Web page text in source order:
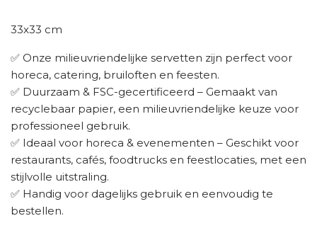
33x33 cm
✅ Onze milieuvriendelijke servetten zijn perfect voor
horeca, catering, bruiloften en feesten.
✅ Duurzaam & FSC-gecertificeerd – Gemaakt van
recyclebaar papier, een milieuvriendelijke keuze voor
professioneel gebruik.
✅ Ideaal voor horeca & evenementen – Geschikt voor
restaurants, cafés, foodtrucks en feestlocaties, met een
stijlvolle uitstraling.
✅ Handig voor dagelijks gebruik en eenvoudig te
bestellen.